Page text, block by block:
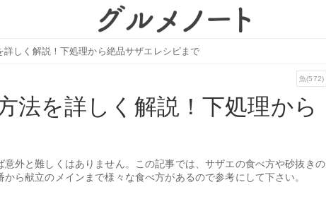
しく解説！下処理から絶品サザエレシピまで
魚(572)
法を詳しく解説！下処理から
外と難しくはありません。この記事では、サザエの食べ方や砂抜きの
ら献立のメインまで様々な食べ方があるので参考にして下さい。